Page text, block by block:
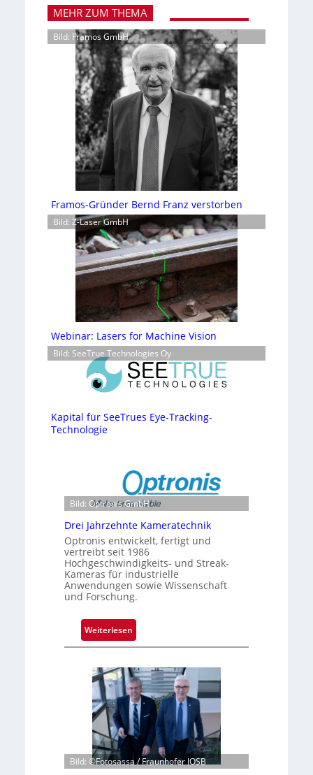
MEHR ZUM THEMA
Bild: Framos GmbH
Framos-Gründer Bernd Franz verstorben
Bild: Z-Laser GmbH
Webinar: Lasers for Machine Vision
Bild: SeeTrue Technologies Oy
Kapital für SeeTrues Eye-Tracking-
Technologie
Bild: Optronis GmbH
Drei Jahrzehnte Kameratechnik
Optronis entwickelt, fertigt und
vertreibt seit 1986
Hochgeschwindigkeits- und Streak-
Kameras für industrielle
Anwendungen sowie Wissenschaft
und Forschung.
Weiterlesen
D
e
i
J
a
h
z
Bild: ©Fotosassa / Fraunhofer IOSB